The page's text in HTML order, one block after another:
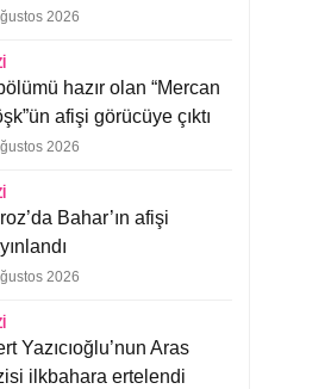
2026
hazır olan “Mercan
afişi görücüye çıktı
2026
Bahar’ın afişi
2026
Yazıcıoğlu’nun Aras
ilkbahara ertelendi